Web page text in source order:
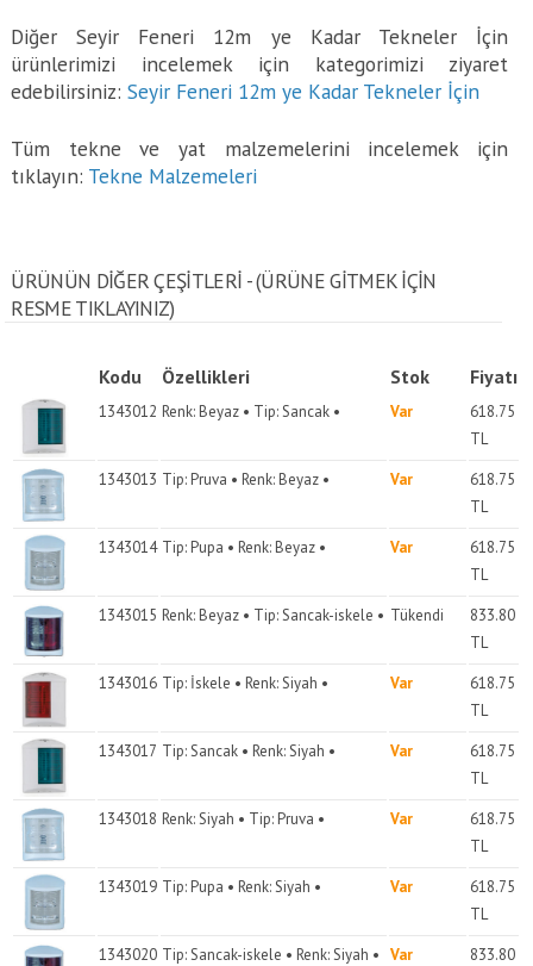
Diğer Seyir Feneri 12m ye Kadar Tekneler İçin
ürünlerimizi incelemek için kategorimizi ziyaret
edebilirsiniz:Seyir Feneri 12m ye Kadar Tekneler İçin
Tüm tekne ve yat malzemelerini incelemek için
tıklayın: Tekne Malzemeleri
ÜRÜNÜN DİĞER ÇEŞİTLERİ - (ÜRÜNE GITMEK IÇIN
RESME TIKLAYINIZ)
Kodu Özellikleri Stok Fiyatı
1343012 Renk: Beyaz • Tip: Sancak • Var
618.75
TL
1343013 Tip: Pruva • Renk: Beyaz • Var
618.75
TL
1343014 Tip: Pupa • Renk: Beyaz • Var
618.75
TL
1343015 Renk: Beyaz • Tip: Sancak-iskele • Tükendi
833.80
TL
1343016 Tip: İskele • Renk: Siyah • Var
618.75
TL
1343017 Tip: Sancak • Renk: Siyah • Var
618.75
TL
1343018 Renk: Siyah • Tip: Pruva • Var
618.75
TL
1343019 Tip: Pupa • Renk: Siyah • Var
618.75
TL
1343020 Tip: Sancak-iskele • Renk: Siyah • Var 833.80